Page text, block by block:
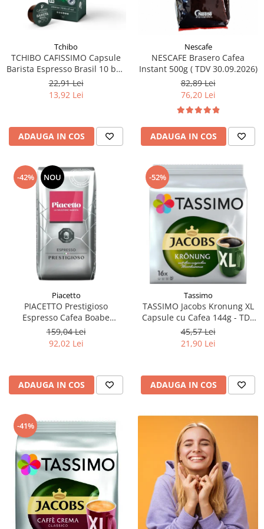
Tchibo
TCHIBO CAFISSIMO Capsule
Barista Espresso Brasil 10 buc
80g (27.10.2026)
22,91 Lei
13,92 Lei
ADAUGA IN COS
Nescafe
NESCAFE Brasero Cafea
Instant 500g ( TDV 30.09.2026)
82,89 Lei
76,20 Lei
ADAUGA IN COS
-42% NOU
Piacetto
PIACETTO Prestigioso
Espresso Cafea Boabe
Espresso 1kg - (TDV
14.09.2026)
159,04 Lei
92,02 Lei
ADAUGA IN COS
-52%
Tassimo
TASSIMO Jacobs Kronung XL
Capsule cu Cafea 144g - TDV
11.08.2026
45,57 Lei
21,90 Lei
ADAUGA IN COS
-41%